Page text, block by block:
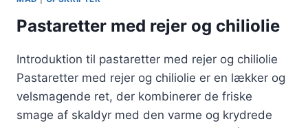
Pastaretter med rejer og chiliolie
Introduktion til pastaretter med rejer og chiliolie
Pastaretter med rejer og chiliolie er en lækker og
velsmagende ret, der kombinerer de friske
smage af skaldyr med den varme og krydrede